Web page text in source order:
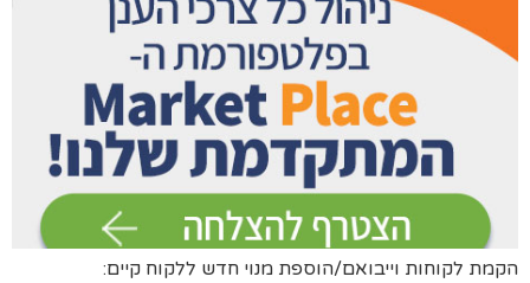
הקמת לקוחות וייבואם/הוספת מנוי חדש ללקוח קיים: